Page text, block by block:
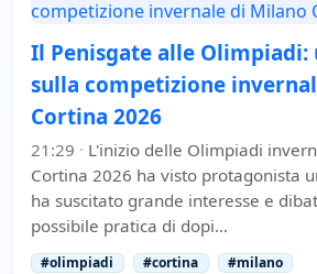
Il Penisgate alle Olimpiadi:
sulla competizione
Cortina 2026
21:29 · L'inizio delle Olimpiadi
Cortina 2026 ha visto protagonista
ha suscitato grande interesse e
possibile pratica di dopi…
#olimpiadi #cortina #milano